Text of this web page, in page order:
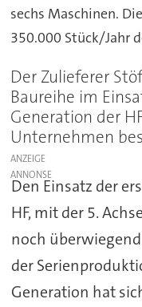
sechs Maschinen.
350.000 Stück/Jahr
Der Zulieferer
Baureihe im
Generation der
Unternehmen
ANZEIGE
Den Einsatz der
HF, mit der 5.
noch
der
Generation hat